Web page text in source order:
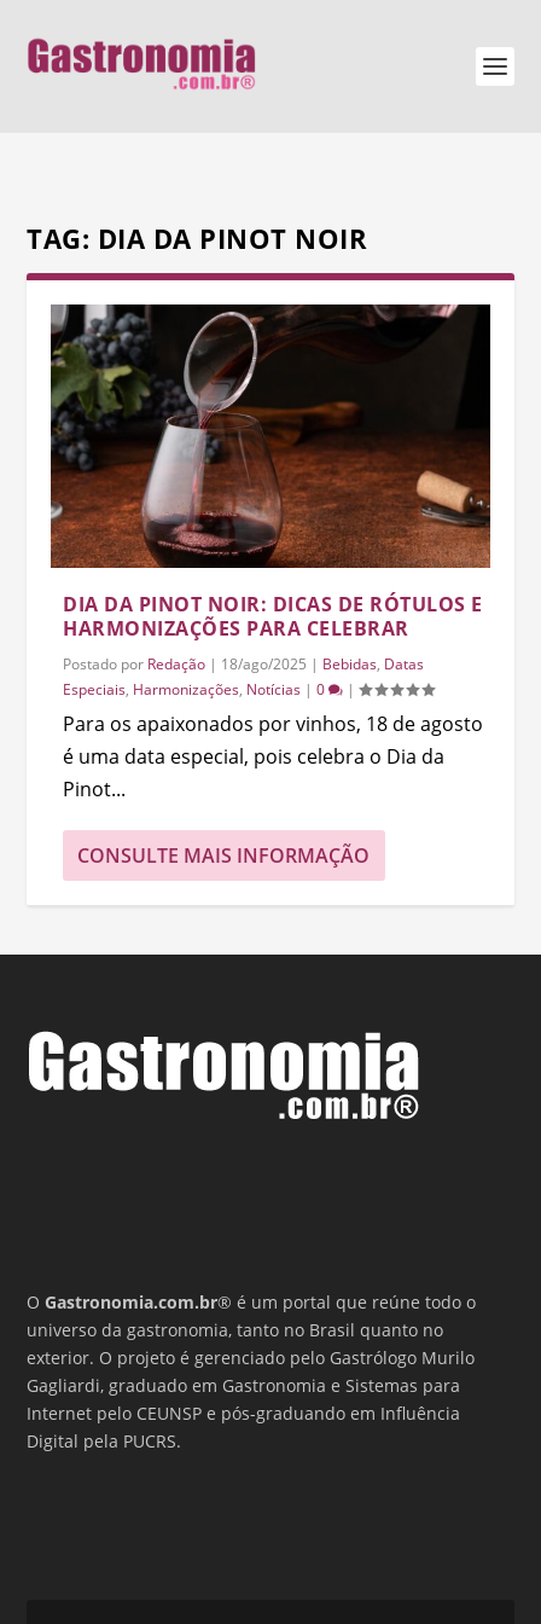
TAG: DIA DA PINOT NOIR
DIA DA PINOT NOIR: DICAS DE RÓTULOS E
HARMONIZAÇÕES PARA CELEBRAR
Postado por Redação | 18/ago/2025 | Bebidas, Datas
Especiais, Harmonizações, Notícias |0 |
Para os apaixonados por vinhos, 18 de agosto
é uma data especial, pois celebra o Dia da
Pinot...
CONSULTE MAIS INFORMAÇÃO
OGastronomia.com.br® é um portal que reúne todo o
universo da gastronomia, tanto no Brasil quanto no
exterior. O projeto é gerenciado pelo Gastrólogo Murilo
Gagliardi, graduado em Gastronomia e Sistemas para
Internet pelo CEUNSP e pós-graduando em Influência
Digital pela PUCRS.